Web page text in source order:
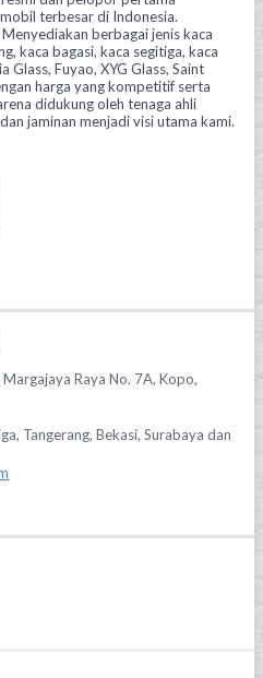
terbesar di Indonesia.
berbagai jenis kaca
kaca bagasi, kaca segitiga, kaca
Glass, Fuyao, XYG Glass, Saint
harga yang kompetitif serta
didukung oleh tenaga ahli
jaminan menjadi visi utama kami.
Raya No. 7A, Kopo,
Tangerang, Bekasi, Surabaya dan